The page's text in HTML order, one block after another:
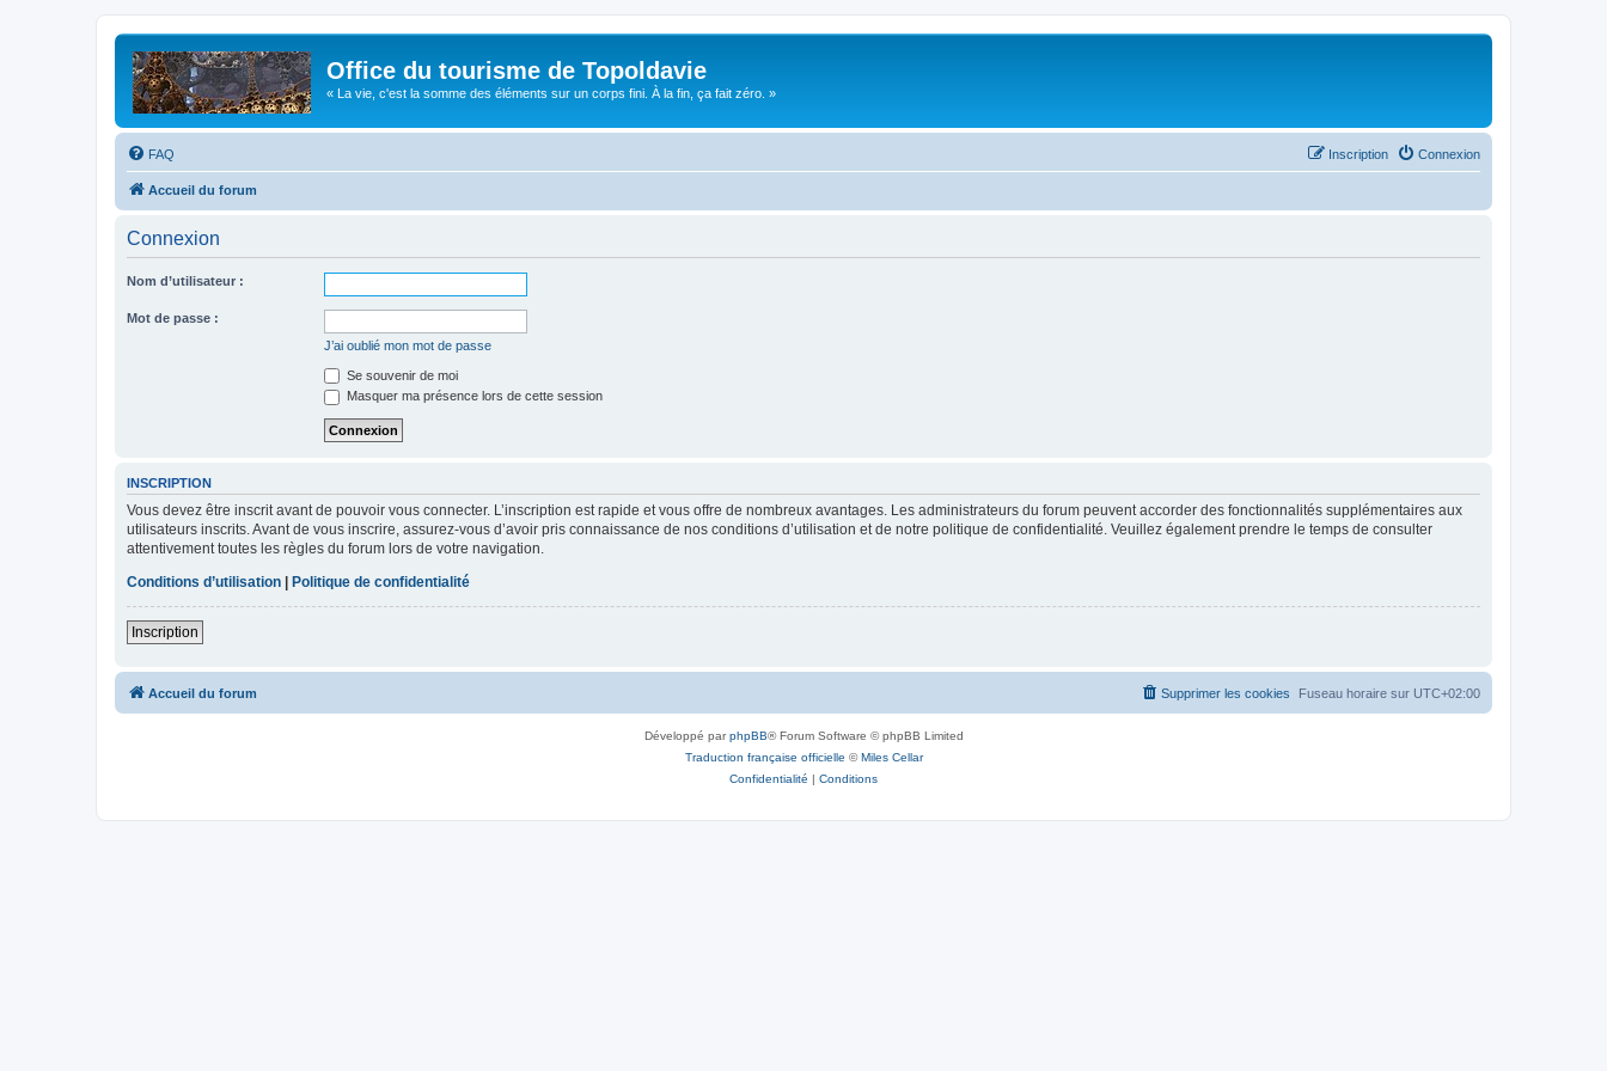
Office du tourisme de Topoldavie
« La vie, c'est la somme des éléments sur un corps fini. À la fin, ça fait zéro. »
FAQ Connexion
Inscription
Accueil du forum
Connexion
Nom d’utilisateur :
Mot de passe :
J’ai oublié mon mot de passe
Se souvenir de moi
Masquer ma présence lors de cette session
INSCRIPTION
Vous devez être inscrit avant de pouvoir vous connecter. L’inscription est rapide et vous offre de nombreux avantages. Les administrateurs du forum peuvent accorder des fonctionnalités supplémentaires aux
utilisateurs inscrits. Avant de vous inscrire, assurez-vous d’avoir pris connaissance de nos conditions d’utilisation et de notre politique de confidentialité. Veuillez également prendre le temps de consulter
attentivement toutes les règles du forum lors de votre navigation.
Conditions d’utilisation
Politique de confidentialité
Inscription
Accueil du forum Fuseau horaire sur UTC+02:00
Supprimer les cookies
Développé parphpBB® Forum Software © phpBB Limited
Traduction française officielle ©Miles Cellar
Confidentialité | Conditions